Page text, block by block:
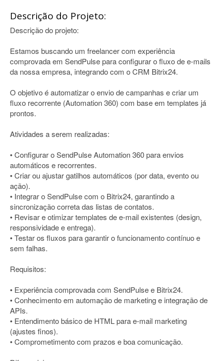
Descrição do Projeto:
Descrição do projeto:
Estamos buscando um freelancer com experiência
comprovada em SendPulse para configurar o fluxo de e-mails
da nossa empresa, integrando com o CRM Bitrix24.
O objetivo é automatizar o envio de campanhas e criar um
fluxo recorrente (Automation 360) com base em templates já
prontos.
Atividades a serem realizadas:
• Configurar o SendPulse Automation 360 para envios
automáticos e recorrentes.
• Criar ou ajustar gatilhos automáticos (por data, evento ou
ação).
• Integrar o SendPulse com o Bitrix24, garantindo a
sincronização correta das listas de contatos.
• Revisar e otimizar templates de e-mail existentes (design,
responsividade e entrega).
• Testar os fluxos para garantir o funcionamento contínuo e
sem falhas.
Requisitos:
• Experiência comprovada com SendPulse e Bitrix24.
• Conhecimento em automação de marketing e integração de
APIs.
• Entendimento básico de HTML para e-mail marketing
(ajustes finos).
• Comprometimento com prazos e boa comunicação.